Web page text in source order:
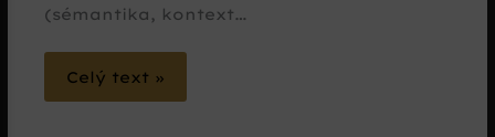
(sémantika, kontext…
Celý text »